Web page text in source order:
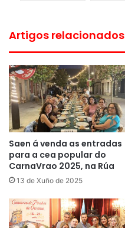
Artigos relacionados
Saen á venda as entradas
para a cea popular do
CarnaVrao 2025, na Rúa
13 de Xuño de 2025